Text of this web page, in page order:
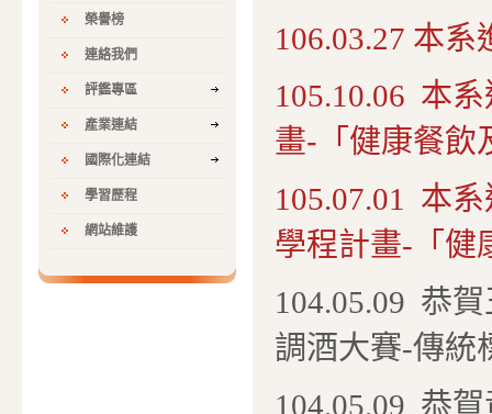
榮譽榜
連絡我們
評鑑專區
產業連結
國際化連結
學習歷程
網站維護
106.03.27 本系
105.10.06 本
畫-「健康餐飲
105.07.01 本
學程計畫-「健
104.05.09 恭
調酒大賽-傳統
104.05.09 恭